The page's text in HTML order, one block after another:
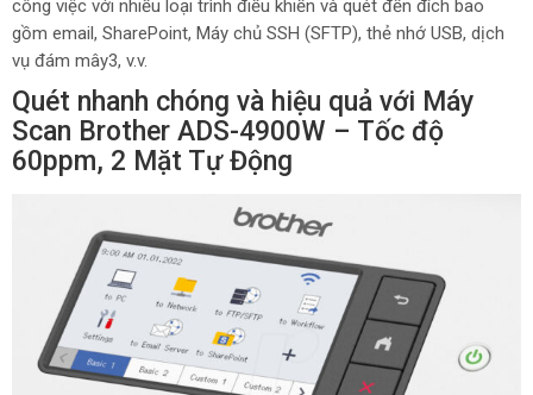
công việc với nhiều loại trình điều khiển và quét đến đích bao
gồm email, SharePoint, Máy chủ SSH (SFTP), thẻ nhớ USB, dịch
vụ đám mây3, v.v.
Quét nhanh chóng và hiệu quả với Máy
Scan Brother ADS-4900W – Tốc độ
60ppm, 2 Mặt Tự Động